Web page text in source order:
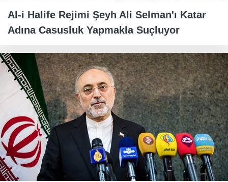
Al-i Halife Rejimi Şeyh Ali Selman'ı Katar
Adına Casusluk Yapmakla Suçluyor